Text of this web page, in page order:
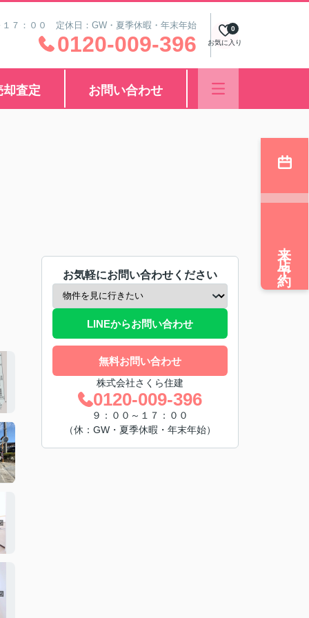
１７：００ 定休日：GW・夏季休暇・年末年始
0120-009-396 お気に入り
0
却査定 お問い合わせ
お気軽にお問い合わせください
LINEからお問い合わせ
無料お問い合わせ
株式会社さくら住建
0120-009-396
９：００～１７：００
（休：GW・夏季休暇・年末年始）
来店予約